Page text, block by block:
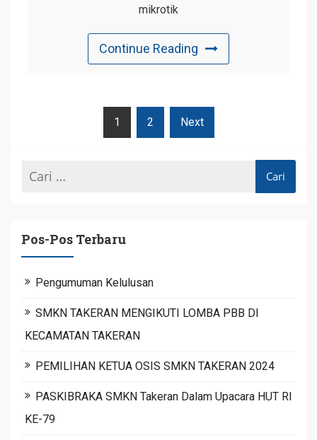
mikrotik
Continue Reading
1 2 Next
Pos-Pos Terbaru
Pengumuman Kelulusan
SMKN TAKERAN MENGIKUTI LOMBA PBB DI
KECAMATAN TAKERAN
PEMILIHAN KETUA OSIS SMKN TAKERAN 2024
PASKIBRAKA SMKN Takeran Dalam Upacara HUT RI
KE-79